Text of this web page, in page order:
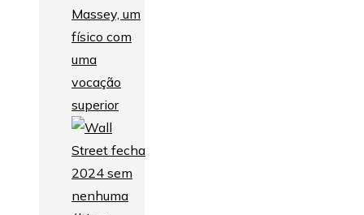
Massey, um
físico com
uma
vocação
superior